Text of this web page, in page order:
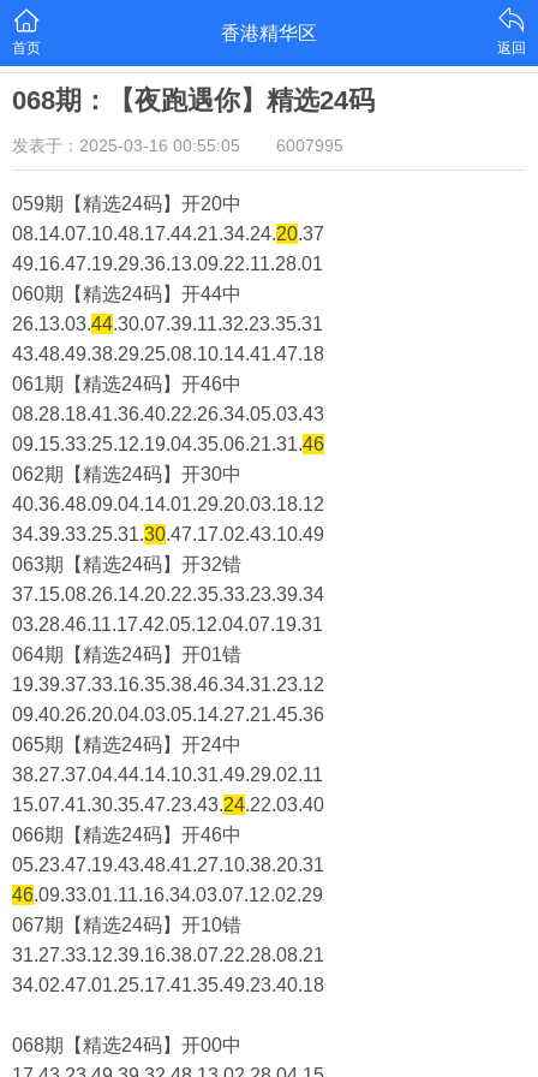
首页
香港精华区
返回
068期：【夜跑遇你】精选24码
发表于：2025-03-16 00:55:05 6007995
059期【精选24码】开20中
08.14.07.10.48.17.44.21.34.24.20.37
49.16.47.19.29.36.13.09.22.11.28.01
060期【精选24码】开44中
26.13.03.44.30.07.39.11.32.23.35.31
43.48.49.38.29.25.08.10.14.41.47.18
061期【精选24码】开46中
08.28.18.41.36.40.22.26.34.05.03.43
09.15.33.25.12.19.04.35.06.21.31.46
062期【精选24码】开30中
40.36.48.09.04.14.01.29.20.03.18.12
34.39.33.25.31.30.47.17.02.43.10.49
063期【精选24码】开32错
37.15.08.26.14.20.22.35.33.23.39.34
03.28.46.11.17.42.05.12.04.07.19.31
064期【精选24码】开01错
19.39.37.33.16.35.38.46.34.31.23.12
09.40.26.20.04.03.05.14.27.21.45.36
065期【精选24码】开24中
38.27.37.04.44.14.10.31.49.29.02.11
15.07.41.30.35.47.23.43.24.22.03.40
066期【精选24码】开46中
05.23.47.19.43.48.41.27.10.38.20.31
46.09.33.01.11.16.34.03.07.12.02.29
067期【精选24码】开10错
31.27.33.12.39.16.38.07.22.28.08.21
34.02.47.01.25.17.41.35.49.23.40.18
068期【精选24码】开00中